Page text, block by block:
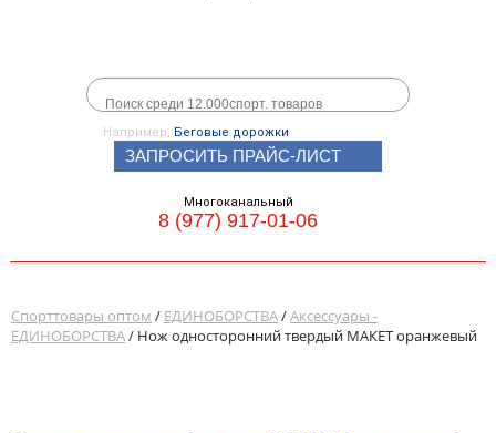
Например, Беговые дорожки
ЗАПРОСИТЬ ПРАЙС-ЛИСТ
Многоканальный
8 (977) 917-01-06
Спорттовары оптом / ЕДИНОБОРСТВА/Аксессуары -
ЕДИНОБОРСТВА/ Нож односторонний твердый МАКЕТ оранжевый